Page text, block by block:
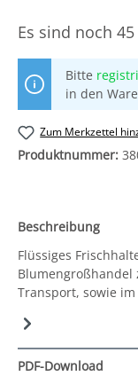
Es sind noch
Bitte
in den
Zum Merkzettel
Produktnummer:
Beschreibung
Flüssiges
Blumengroßhandel
Transport, sowie
PDF-Download